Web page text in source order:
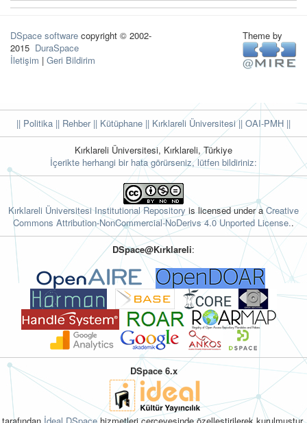
DSpace software copyright © 2002-
2015 DuraSpace
İletişim | Geri Bildirim
Theme by
|| Politika || Rehber|| Kütüphane || Kırklareli Üniversitesi || OAI-PMH ||
Kırklareli Üniversitesi, Kırklareli, Türkiye
İçerikte herhangi bir hata görürseniz, lütfen bildiriniz:
Kırklareli Üniversitesi Institutional Repository is licensed under aCreative
Commons Attribution-NonCommercial-NoDerivs 4.0 Unported License..
DSpace@Kırklareli:
DSpace 6.x